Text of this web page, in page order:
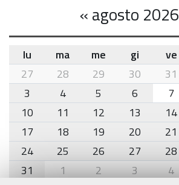
«agosto 2026
month-
8
lu ma me gi ve
27
28 29 30 31
3
4 5 6 7
10
11 12 13 14
17
18 19 20 21
24
25 26 27 28
31
1 2 3 4